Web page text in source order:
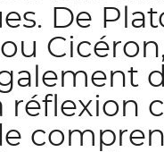
De
réflexion